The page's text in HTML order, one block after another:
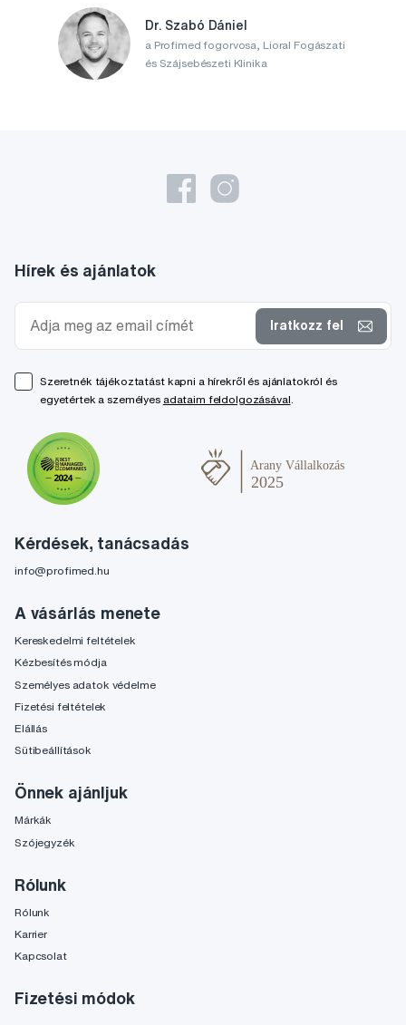
Dr. Szabó Dániel
a Profimed fogorvosa, Lioral Fogászati
és Szájsebészeti Klinika
Kérdések, tanácsadás
info@profimed.hu
A vásárlás menete
Kereskedelmi feltételek
Kézbesítés módja
Személyes adatok védelme
Fizetési feltételek
Elállás
Sütibeállítások
Önnek ajánljuk
Márkák
Szójegyzék
Rólunk
Rólunk
Karrier
Kapcsolat
Fizetési módok
Hírek és ajánlatok
Iratkozz fel
Szeretnék tájékoztatást kapni a hírekről és ajánlatokról és
egyetértek a személyes adataim feldolgozásával